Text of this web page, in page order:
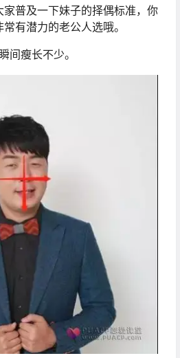
普及一下妹子的择偶标准，你
有潜力的老公人选哦。
瘦长不少。